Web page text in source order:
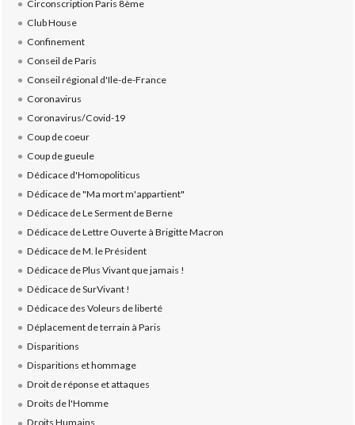
Circonscription Paris 8ème
Club House
Confinement
Conseil de Paris
Conseil régional d'Ile-de-France
Coronavirus
Coronavirus/Covid-19
Coup de coeur
Coup de gueule
Dédicace d'Homopoliticus
Dédicace de "Ma mort m'appartient"
Dédicace de Le Serment de Berne
Dédicace de Lettre Ouverte à Brigitte Macron
Dédicace de M. le Président
Dédicace de Plus Vivant que jamais !
Dédicace de SurVivant !
Dédicace des Voleurs de liberté
Déplacement de terrain à Paris
Disparitions
Disparitions et hommage
Droit de réponse et attaques
Droits de l'Homme
Droits Humains